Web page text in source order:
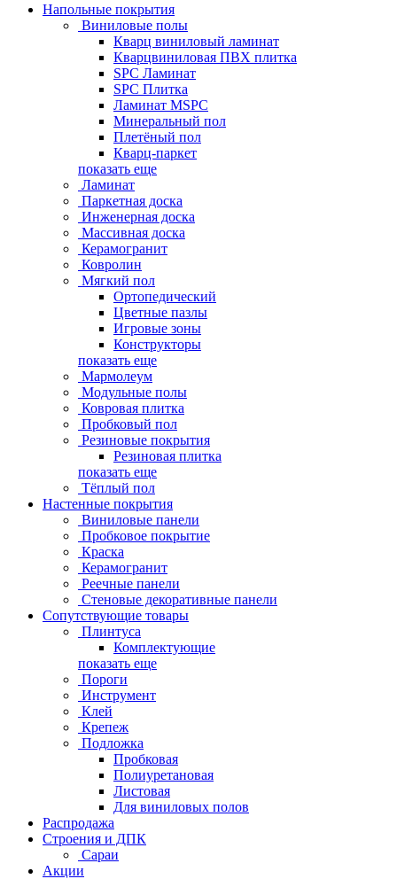
Напольные покрытия
Виниловые полы
Кварц виниловый ламинат
Кварцвиниловая ПВХ плитка
SPC Ламинат
SPC Плитка
Ламинат MSPC
Минеральный пол
Плетёный пол
Кварц-паркет
показать еще
Ламинат
Паркетная доска
Инженерная доска
Массивная доска
Керамогранит
Ковролин
Мягкий пол
Ортопедический
Цветные пазлы
Игровые зоны
Конструкторы
показать еще
Мармолеум
Модульные полы
Ковровая плитка
Пробковый пол
Резиновые покрытия
Резиновая плитка
показать еще
Тёплый пол
Настенные покрытия
Виниловые панели
Пробковое покрытие
Краска
Керамогранит
Реечные панели
Стеновые декоративные панели
Сопутствующие товары
Плинтуса
Комплектующие
показать еще
Пороги
Инструмент
Клей
Крепеж
Подложка
Пробковая
Полиуретановая
Листовая
Для виниловых полов
Распродажа
Строения и ДПК
Сараи
Акции